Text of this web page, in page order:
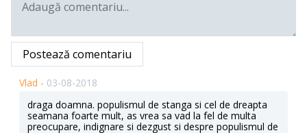
Postează comentariu
Vlad - 03-08-2018
draga doamna. populismul de stanga si cel de dreapta
seamana foarte mult, as vrea sa vad la fel de multa
preocupare, indignare si dezgust si despre populismul de